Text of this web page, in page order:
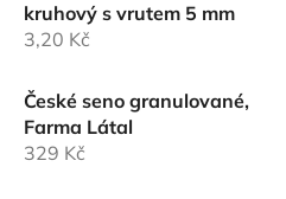
kruhový s vrutem 5 mm
3,20 Kč
České seno granulované,
Farma Látal
329 Kč